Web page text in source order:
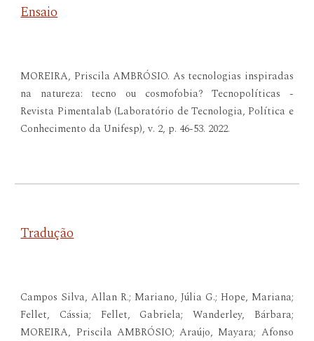
Ensaio
MOREIRA, Priscila AMBRÓSIO. As tecnologias inspiradas
na natureza: tecno ou cosmofobia? Tecnopolíticas -
Revista Pimentalab (Laboratório de Tecnologia, Política e
Conhecimento da Unifesp), v. 2, p. 46-53. 2022.
Tradução
Campos Silva, Allan R.; Mariano, Júlia G.; Hope, Mariana;
Fellet, Cássia; Fellet, Gabriela; Wanderley, Bárbara;
MOREIRA, Priscila AMBRÓSIO; Araújo, Mayara; Afonso